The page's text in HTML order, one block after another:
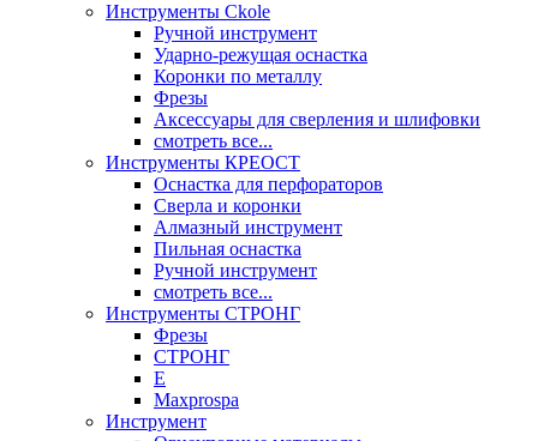
Инструменты Ckole
Ручной инструмент
Ударно‑режущая оснастка
Коронки по металлу
Фрезы
Аксессуары для сверления и шлифовки
смотреть все...
Инструменты КРЕОСТ
Оснастка для перфораторов
Сверла и коронки
Алмазный инструмент
Пильная оснастка
Ручной инструмент
смотреть все...
Инструменты СТРОНГ
Фрезы
СТРОНГ
Е
Maxprospa
Инструмент